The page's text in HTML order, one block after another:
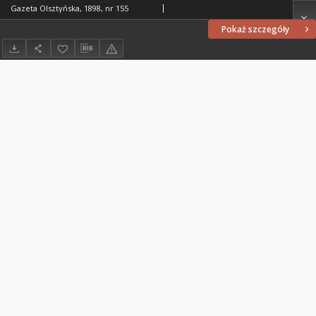
Pokaż szczegóły
Gazeta Olsztyńska, 1898, nr 155